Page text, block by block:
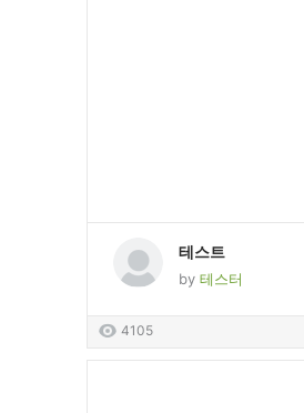
테스트
by 테스터
4105